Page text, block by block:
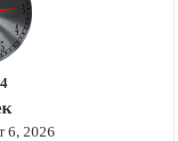
6, 2026